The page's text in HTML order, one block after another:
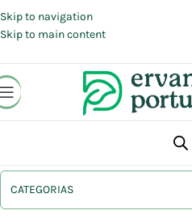
Skip to navigation
Skip to main content
CATEGORIAS